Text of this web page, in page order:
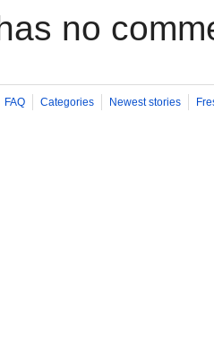
no
FAQ Categories Newest stories